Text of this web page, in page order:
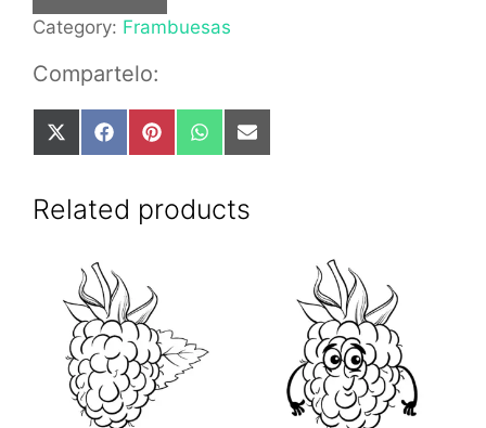
Category: Frambuesas
Compartelo:
Share
on
(Twitter)
Share
on
Share
on
Share
on
Share
on
Related products